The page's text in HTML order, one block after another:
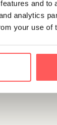
and to
analytics
your use of